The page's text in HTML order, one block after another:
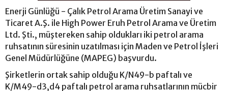
Enerji Günlüğü - Çalık Petrol Arama Üretim Sanayi ve
Ticaret A.Ş. ile High Power Eruh Petrol Arama ve Üretim
Ltd. Şti., müştereken sahip oldukları iki petrol arama
ruhsatının süresinin uzatılması için Maden ve Petrol İşleri
Genel Müdürlüğüne (MAPEG) başvurdu.
Şirketlerin ortak sahip olduğu K/N49-b paftalı ve
K/M49-d3,d4 paftalı petrol arama ruhsatlarının mücbir